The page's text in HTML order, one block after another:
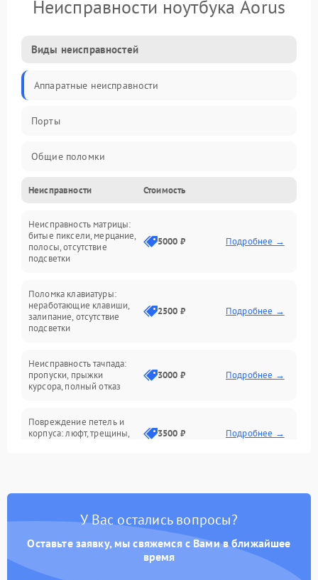
Неисправности ноутбука Aorus
Виды неисправностей
Аппаратные неисправности
Порты
Общие поломки
Устройства
Программные ошибки
Электрические и системные сбои
Интерфейсные проблемы
Батарея
Сеть и интернет
Неисправности Стоимость
Неисправность матрицы:
битые пиксели, мерцание,
полосы, отсутствие
подсветки
5000 ₽ Подробнее →
Поломка клавиатуры:
неработающие клавиши,
залипание, отсутствие
подсветки
2500 ₽ Подробнее →
Неисправность тачпада:
пропуски, прыжки
курсора, полный отказ
3000 ₽ Подробнее →
Повреждение петель и
корпуса: люфт, трещины,
3500 ₽ Подробнее →
быстрая разрядка,
Неисправность зарядного
питания
2000 ₽ Подробнее →
У Вас остались вопросы?
Оставьте заявку, мы свяжемся с Вами в ближайшее
время